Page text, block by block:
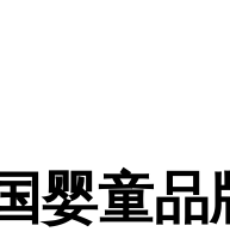
婴童